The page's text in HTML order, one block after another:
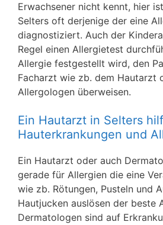
Erwachsener nicht kennt, hier
Selters oft derjenige der eine
diagnostiziert. Auch der
Regel einen Allergietest
Allergie festgestellt wird, den
Facharzt wie zb. dem Hautarzt
Allergologen überweisen.
Ein Hautarzt in Selters
Hauterkrankungen und
Ein Hautarzt oder auch
gerade für Allergien die eine
wie zb. Rötungen, Pusteln und
Hautjucken auslösen der beste
Dermatologen sind auf